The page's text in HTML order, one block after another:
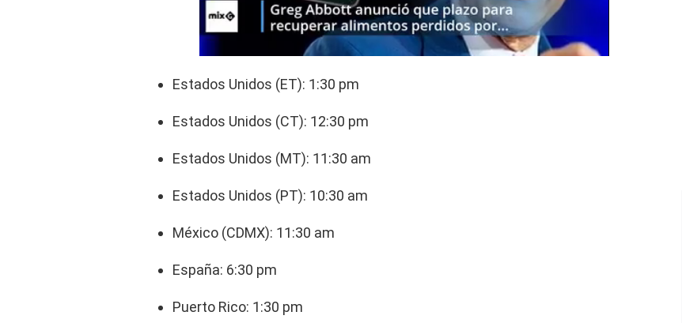
Estados Unidos (ET): 1:30 pm
Estados Unidos (CT): 12:30 pm
Estados Unidos (MT): 11:30 am
Estados Unidos (PT): 10:30 am
México (CDMX): 11:30 am
España: 6:30 pm
Puerto Rico: 1:30 pm